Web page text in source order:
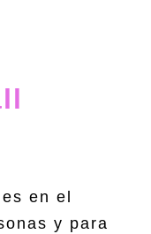
en el
y para